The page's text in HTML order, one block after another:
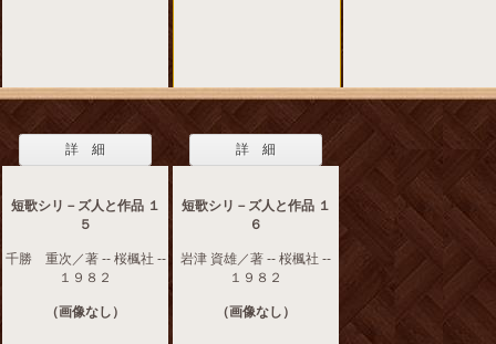
詳 細
短歌シリ－ズ人と作品 １
５
千勝 重次／著 -- 桜楓社 --
１９８２
（画像なし）
詳 細
短歌シリ－ズ人と作品 １
６
岩津 資雄／著 -- 桜楓社 --
１９８２
（画像なし）